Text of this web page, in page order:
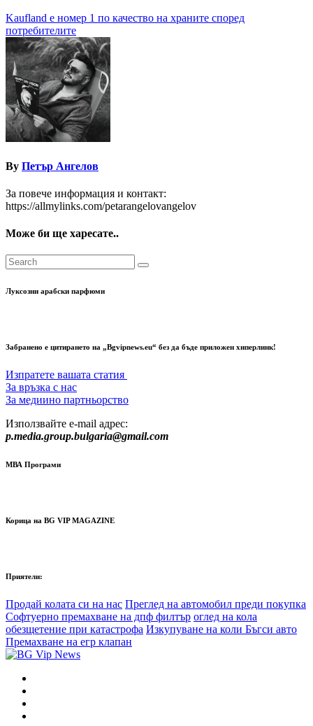
Навигация
Kaufland е номер 1 по качество на храните според
потребителите
By Петър Ангелов
За повече информация и контакт:
https://allmylinks.com/petarangelovangelov
Може би ще харесате..
Луксозни арабски парфюми
Забранено е цитирането на „Bgvipnews.eu“ без да бъде приложен хиперлинк!
Изпратете вашата статия
За връзка с нас
За медиино партньорство
Използвайте e-mail адрес:
p.media.group.bulgaria@gmail.com
МВА Програми
Корица на BG VIP MAGAZINE
Приятели:
Продай колата си на нас Преглед на автомобил преди покупка
Софтуерно премахване на дпф филтър оглед на кола
обезщетение при катастрофа Изкупуване на коли Бъгси авто
Премахване на егр клапан